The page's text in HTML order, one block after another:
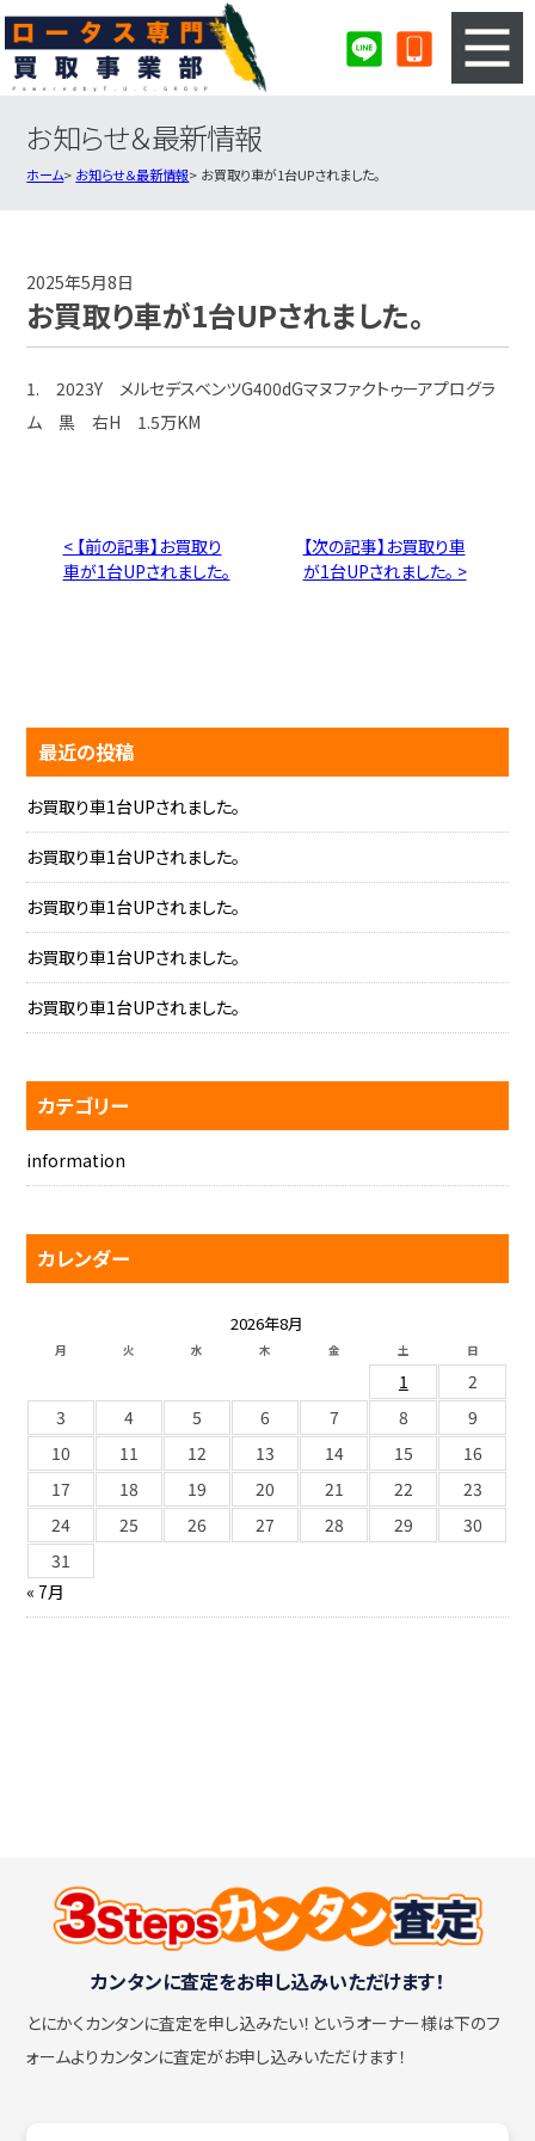
3ステップのカンタン査定
ロータス買取実績
お知らせ＆最新情報
ホーム お知らせ＆最新情報 お買取り車が1台UPされました。
2025年5月8日
お買取り車が1台UPされました。
1. 2023Y メルセデスベンツG400dGマヌファクトゥーアプログラ
ム 黒 右H 1.5万KM
< 【前の記事】お買取り
車が1台UPされました。
【次の記事】お買取り車
が1台UPされました。 >
最近の投稿
お買取り車1台UPされました。
お買取り車1台UPされました。
お買取り車1台UPされました。
お買取り車1台UPされました。
お買取り車1台UPされました。
カテゴリー
information
カレンダー
2026年8月
月 火 水 木 金 土 日
1
2
3
4 5 6 7 8
9
10
11 12 13 14 15
16
17
18 19 20 21 22
23
24
25 26 27 28 29
30
31
« 7月
カンタンに査定をお申し込みいただけます！
とにかくカンタンに査定を申し込みたい！ というオーナー様は下のフ
ォームよりカンタンに査定がお申し込みいただけます！